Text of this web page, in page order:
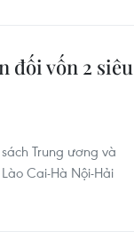
đối vốn 2 siêu
Trung ương và
Cai-Hà Nội-Hải